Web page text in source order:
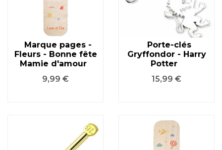
Marque pages -
Fleurs - Bonne fête
Mamie d'amour
Prix
9,99 €
Porte-clés
Gryffondor - Harry
Potter
Prix
15,99 €